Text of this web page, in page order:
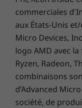
https://
-11-
les
commerciales
aux États-Unis
Micro Devices,
logo AMD avec la
Ryzen, Radeon,
combinaisons
d’Advanced
société, de